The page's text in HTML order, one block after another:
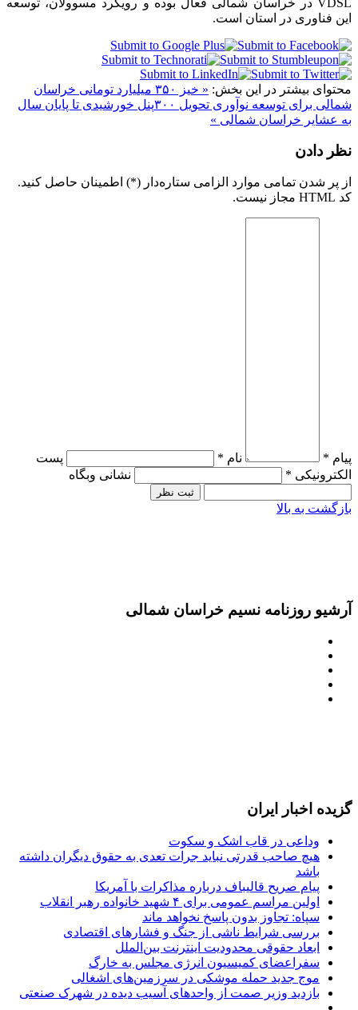
این فناوری در استان است.
محتوای بیشتر در این بخش:
« خیز ۳۵۰ میلیارد تومانی خراسان
شمالی برای توسعه نوآوری
تحویل ۳۰۰پنل خورشیدی تا پایان سال
به عشایر خراسان شمالی »
نظر دادن
از پر شدن تمامی موارد الزامی ستاره‌دار (*) اطمینان حاصل کنید.
کد HTML مجاز نیست.
پیام * نام *
پست
الکترونیکی *
نشانی وبگاه
بازگشت به بالا
آرشیو روزنامه نسیم خراسان شمالی
گزیده اخبار ایران
وداعی در قاب اشک و سکوت
هیچ صاحب قدرتی نباید جرات تعدی به حقوق دیگران داشته
باشد
پیام صریح قالیباف درباره مذاکرات با آمریکا
اولین مراسم عمومی برای ۴ شهید خانواده رهبر انقلاب
سپاه: تجاوز بدون پاسخ نخواهد ماند
بررسی شرایط ناشی از جنگ و فشارهای اقتصادی
ابعاد حقوقی محدودیت اینترنت بین‌الملل
سفراعضای کمیسیون انرژی مجلس به خارگ
موج جدید حمله موشکی در سرزمین‌های اشغالی
بازدید وزیر صمت از واحدهای آسیب دیده در شهرک صنعتی